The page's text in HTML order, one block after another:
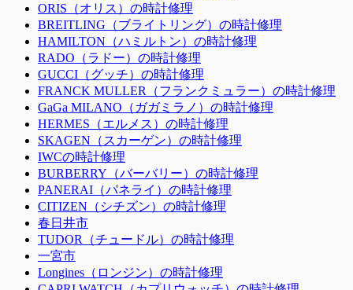
ORIS（オリス）の時計修理
BREITLING（ブライトリング）の時計修理
HAMILTON（ハミルトン）の時計修理
RADO（ラドー）の時計修理
GUCCI（グッチ）の時計修理
FRANCK MULLER（フランクミュラー）の時計修理
GaGa MILANO（ガガミラノ）の時計修理
HERMES（エルメス）の時計修理
SKAGEN（スカーゲン）の時計修理
IWCの時計修理
BURBERRY（バーバリー）の時計修理
PANERAI（パネライ）の時計修理
CITIZEN（シチズン）の時計修理
春日井市
TUDOR（チュードル）の時計修理
一宮市
Longines（ロンジン）の時計修理